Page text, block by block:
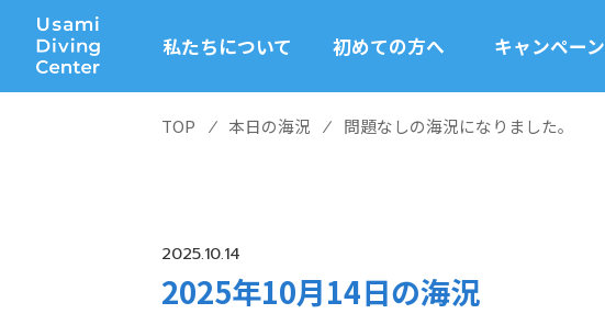
私たちについて 初めての方へ キャンペーン
TOP ⁄ 本日の海況 ⁄ 問題なしの海況になりました。
2025.10.14
2025年10月14日の海況